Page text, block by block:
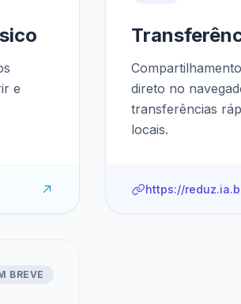
e
direto no
transferências
locais.
https://
BREVE